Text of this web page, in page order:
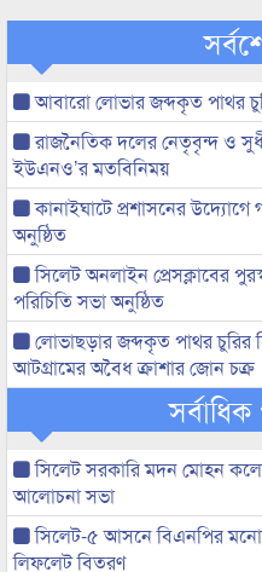
আবারো লোভার জব্দকৃত পাথর
রাজনৈতিক দলের নেতৃবৃন্দ ও
ইউএনও’র মতবিনিময়
কানাইঘাটে প্রশাসনের
অনুষ্ঠিত
সিলেট অনলাইন প্রেসক্লাবের
পরিচিতি সভা অনুষ্ঠিত
লোভাছড়ার জব্দকৃত পাথর চুরির
আটগ্রামের অবৈধ ক্রাশার জোন চক্র
সিলেট সরকারি মদন মোহন
আলোচনা সভা
সিলেট-৫ আসনে বিএনপির
লিফলেট বিতরণ